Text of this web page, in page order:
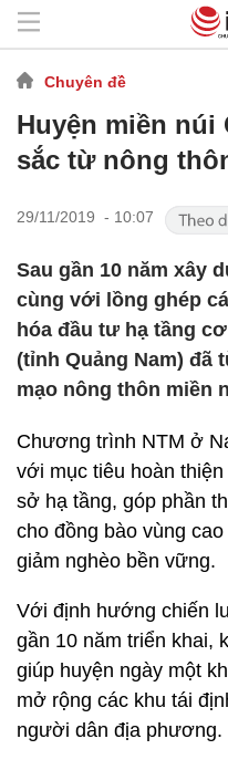
Chuyên đề
Huyện miền núi
sắc từ nông
29/11/2019 - 10:07
Sau gần 10 năm xây
cùng với lồng ghép
hóa đầu tư hạ tầng
(tỉnh Quảng Nam) đã
mạo nông thôn miền
Chương trình NTM ở
với mục tiêu hoàn
sở hạ tầng, góp phần
cho đồng bào vùng
giảm nghèo bền vững.
Với định hướng chiến
gần 10 năm triển khai,
giúp huyện ngày một
mở rộng các khu tái
người dân địa phương.